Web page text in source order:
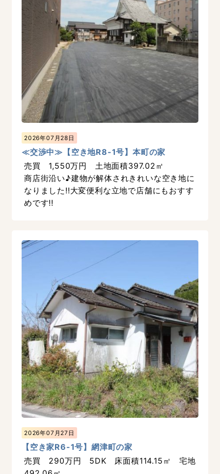
2026年07月28日
≪交渉中≫【空き地R8-1号】本町の家
売買 1,550万円 土地面積397.02㎡
商店街沿い♪建物が解体されきれいな空き地に
なりました!!大変便利な立地で店舗にもおすす
めです!!
2026年07月27日
【空き家R6-1号】網津町の家
売買 290万円 5DK 床面積114.15㎡ 宅地